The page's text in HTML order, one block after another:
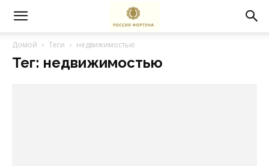
Домой Теги недвижимостью
Тег: недвижимостью